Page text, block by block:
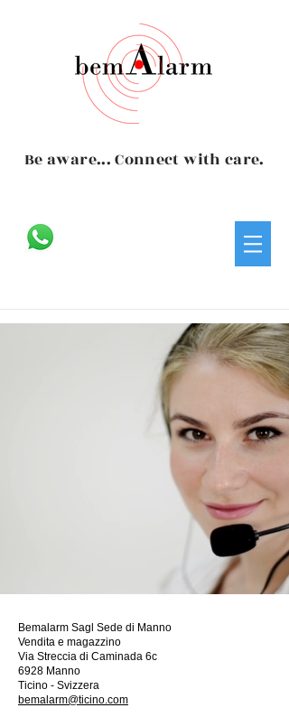
Be aware... Connect with care.
Bemalarm Sagl Sede di Manno
Vendita e magazzino
Via Streccia di Caminada 6c
6928 Manno
Ticino - Svizzera
bemalarm@ticino.com